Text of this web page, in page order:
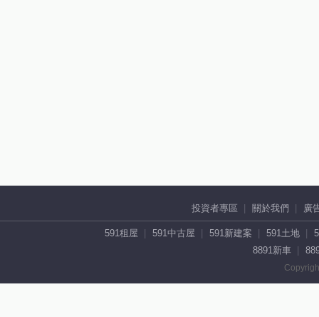
投資者專區 關於我們 廣
591租屋 591中古屋 591新建案 591土地
8891新車